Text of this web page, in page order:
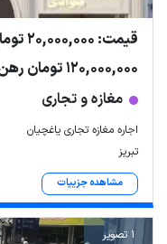
قیمت: 20,000,000 تومان اجاره
120,000,000 تومان رهن
مغازه و تجاری
اجاره مغازه تجاری یاغچیان
تبریز
مشاهده جزییات
1 تصویر